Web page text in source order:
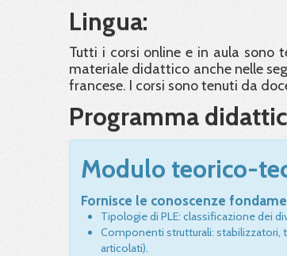
Lingua:
Tutti i corsi online e in aula sono
materiale didattico anche nelle
francese. I corsi sono tenuti da
Programma
Modulo teorico-
Fornisce le conoscenze
Tipologie di PLE: classificazione dei
Componenti strutturali: stabilizzatori,
articolati).